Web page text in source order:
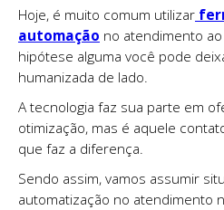
Hoje, é muito comum utilizar
automação no atendimento
hipótese alguma você pode
humanizada de lado.
A tecnologia faz sua parte em
otimização, mas é aquele
que faz a diferença.
Sendo assim, vamos assumir
automatização no atendimento